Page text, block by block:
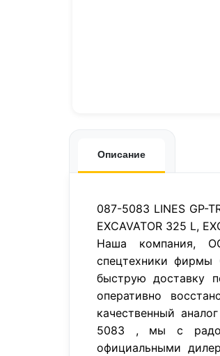
Описание
087-5083 LINES GP-
EXCAVATOR 325 L,
Наша компания,
спецтехники
быструю доставку
оперативно
качественный
5083 , мы с
официальными